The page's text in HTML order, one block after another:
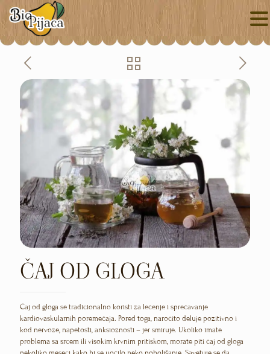
ČAJ OD GLOGA
Čaj od gloga se tradicionalno koristi za lečenje i sprečavanje
kardiovaskularnih poremećaja. Pored toga, naročito deluje pozitivno i
kod nervoze, napetosti, anksioznosti – jer smiruje. Ukoliko imate
problema sa srcem ili visokim krvnim pritiskom, morate piti čaj od gloga